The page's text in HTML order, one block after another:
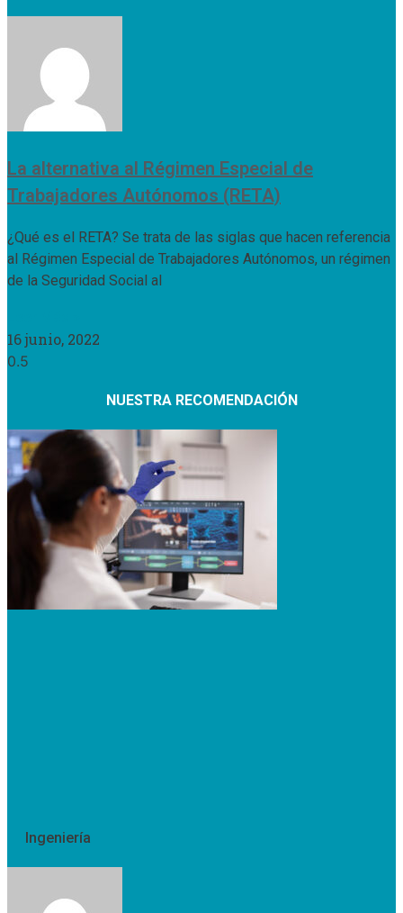
La alternativa al Régimen Especial de
Trabajadores Autónomos (RETA)
¿Qué es el RETA? Se trata de las siglas que hacen referencia
al Régimen Especial de Trabajadores Autónomos, un régimen
de la Seguridad Social al
16 junio, 2022
NUESTRA RECOMENDACIÓN
Ingeniería